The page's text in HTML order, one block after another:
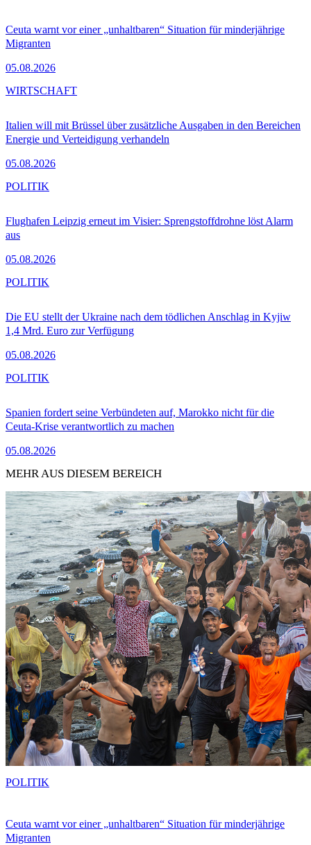
Ceuta warnt vor einer „unhaltbaren“ Situation für minderjährige
Migranten
05.08.2026
Italien will mit Brüssel über zusätzliche Ausgaben in den Bereichen
Energie und Verteidigung verhandeln
05.08.2026
WIRTSCHAFT
Flughafen Leipzig erneut im Visier: Sprengstoffdrohne löst Alarm
aus
05.08.2026
POLITIK
Die EU stellt der Ukraine nach dem tödlichen Anschlag in Kyjiw
1,4 Mrd. Euro zur Verfügung
05.08.2026
POLITIK
Spanien fordert seine Verbündeten auf, Marokko nicht für die
Ceuta-Krise verantwortlich zu machen
05.08.2026
POLITIK
MEHR AUS DIESEM BEREICH
Ceuta warnt vor einer „unhaltbaren“ Situation für minderjährige
Migranten
POLITIK